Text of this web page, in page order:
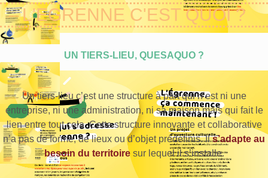
L'EGRENNE C'EST QUOI ?
UN TIERS-LIEU, QUESAQUO ?
Un tiers-lieu c’est une structure à part qui n’est ni une
entreprise, ni une administration, ni sa maison mais qui fait le
lien entre tout cela. Cette structure innovante et collaborative
n’a pas de forme, de lieux ou d’objet prédéfinis. Ils’adapte au
besoin du territoiresur lequel il s’installe.